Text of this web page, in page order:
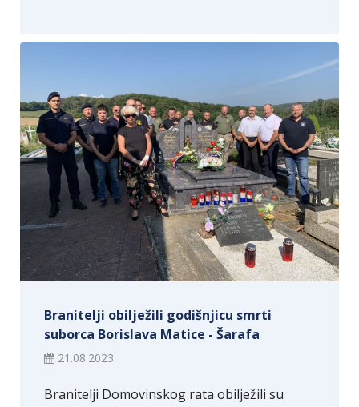
Branitelji obilježili godišnjicu smrti
suborca Borislava Matice - Šarafa
21.08.2023.
Branitelji Domovinskog rata obilježili su